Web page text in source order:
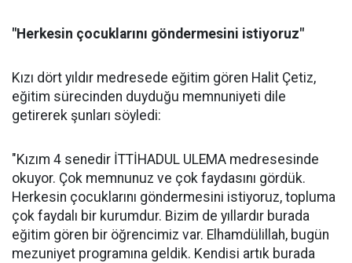
"Herkesin çocuklarını göndermesini istiyoruz"
Kızı dört yıldır medresede eğitim gören Halit Çetiz,
eğitim sürecinden duyduğu memnuniyeti dile
getirerek şunları söyledi:
"Kızım 4 senedir İTTİHADUL ULEMA medresesinde
okuyor. Çok memnunuz ve çok faydasını gördük.
Herkesin çocuklarını göndermesini istiyoruz, topluma
çok faydalı bir kurumdur. Bizim de yıllardır burada
eğitim gören bir öğrencimiz var. Elhamdülillah, bugün
mezuniyet programına geldik. Kendisi artık burada